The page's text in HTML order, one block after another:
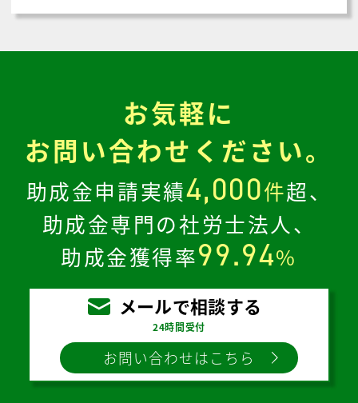
お気軽に
お問い合わせください。
助成金申請実績4,000件超、
助成金専門の社労士法人、
助成金獲得率99.94%
メールで相談する
24時間受付
お問い合わせはこちら